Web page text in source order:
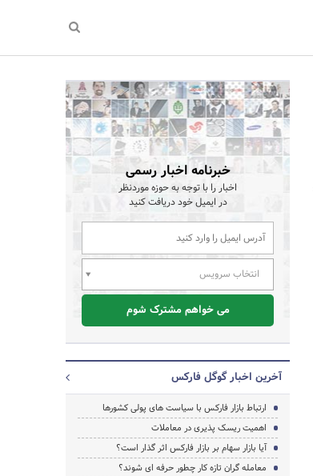
خبرنامه اخبار رسمی
اخبار را با توجه به حوزه موردنظر
در ایمیل خود دریافت کنید
انتخاب سرویس
می خواهم مشترک شوم
آخرین اخبار گوگل فارکس
ارتباط بازار فارکس با سیاست های پولی کشورها
اهمیت ریسک‌ پذیری در معاملات
آیا بازار سهام بر بازار فارکس اثر گذار است؟
معامله گران تازه کار چطور حرفه ای شوند؟